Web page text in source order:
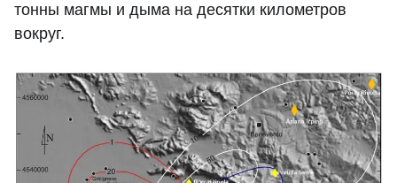
тонны магмы и дыма на десятки километров
вокруг.